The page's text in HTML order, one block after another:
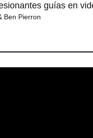
guías en
Ben Pierron